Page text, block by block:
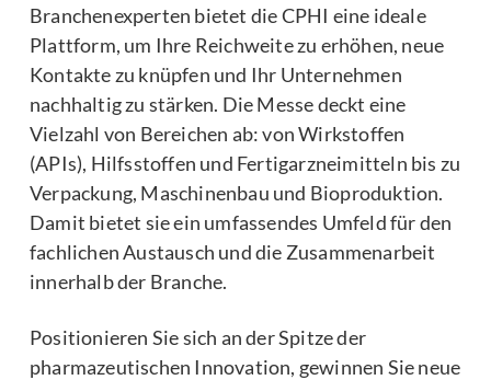
Branchenexperten bietet die CPHI eine ideale
Plattform, um Ihre Reichweite zu erhöhen, neue
Kontakte zu knüpfen und Ihr Unternehmen
nachhaltig zu stärken. Die Messe deckt eine
Vielzahl von Bereichen ab: von Wirkstoffen
(APIs), Hilfsstoffen und Fertigarzneimitteln bis zu
Verpackung, Maschinenbau und Bioproduktion.
Damit bietet sie ein umfassendes Umfeld für den
fachlichen Austausch und die Zusammenarbeit
innerhalb der Branche.
Positionieren Sie sich an der Spitze der
pharmazeutischen Innovation, gewinnen Sie neue